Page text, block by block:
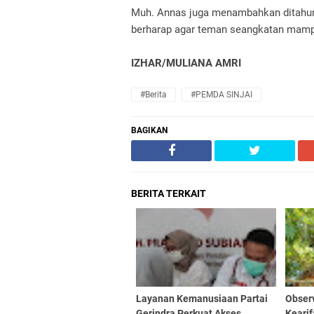
Muh. Annas juga menambahkan
berharap agar teman seangkatan
IZHAR/MULIANA AMRI
#Berita #PEMDA SINJAI
BAGIKAN
BERITA TERKAIT
Layanan Kemanusiaan Partai